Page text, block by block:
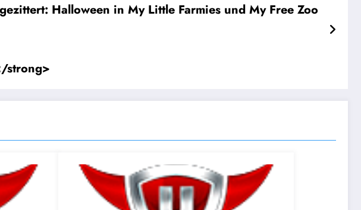
Halloween in My Little Farmies und My Free Zoo
strong>